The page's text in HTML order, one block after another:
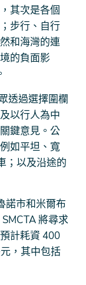
其次是各個
步行、自行
和海灣的連
的負面影
透過選擇圍欄
以行人為中
鍵意見。公
如平坦、寬
；以及沿途的
諾市和米爾布
將尋求
計耗資 400
，其中包括